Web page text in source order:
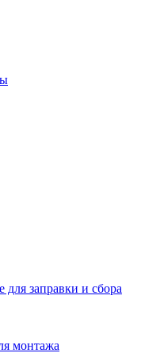
заправки и сбора
монтажа